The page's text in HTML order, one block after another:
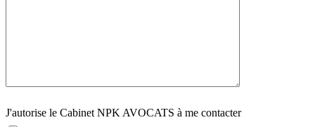
J'autorise le Cabinet NPK AVOCATS à me contacter